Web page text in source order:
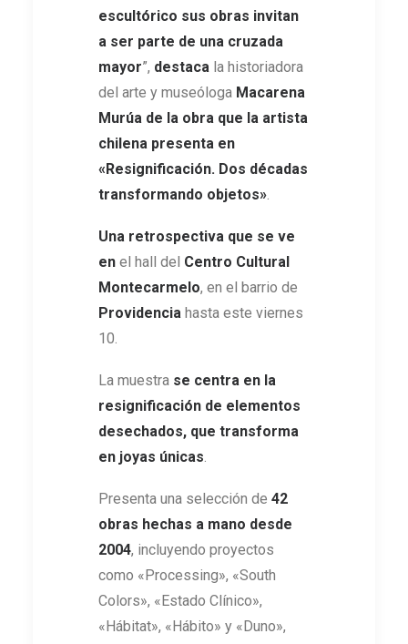
escultórico sus obras invitan
a ser parte de una cruzada
mayor”, destaca la historiadora
del arte y museóloga Macarena
Murúa de la obra que la artista
chilena presenta en
«Resignificación. Dos décadas
transformando objetos».
Una retrospectiva que se ve
en el hall del Centro Cultural
Montecarmelo, en el barrio de
Providencia hasta este viernes
10.
La muestra se centra en la
resignificación de elementos
desechados, que transforma
en joyas únicas.
Presenta una selección de 42
obras hechas a mano desde
2004, incluyendo proyectos
como «Processing», «South
Colors», «Estado Clínico»,
«Hábitat», «Hábito» y «Duno»,